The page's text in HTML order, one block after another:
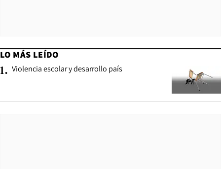
LO MÁS LEÍDO
1. Violencia escolar y desarrollo país